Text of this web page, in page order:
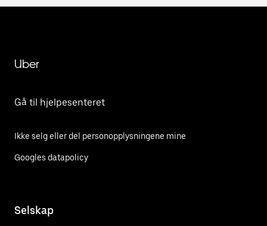
Uber
Gå til hjelpesenteret
Ikke selg eller del personopplysningene mine
Googles datapolicy
Selskap